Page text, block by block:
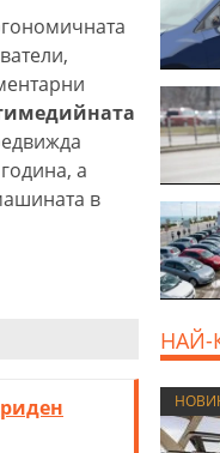
а
в
НАЙ-